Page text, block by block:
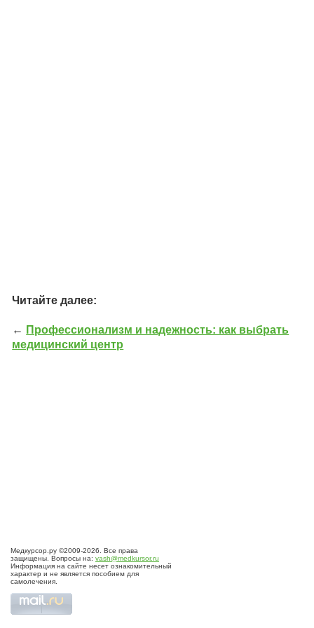
Читайте далее:
← Профессионализм и надежность: как выбрать
медицинский центр
Медкурсор.ру ©2009-2026. Все права
защищены. Вопросы на: vash@medkursor.ru
Информация на сайте несет ознакомительный
характер и не является пособием для
самолечения.